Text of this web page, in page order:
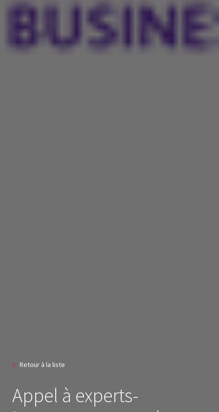
Retour à la liste
Appel à experts-